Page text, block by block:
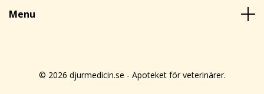
Menu
© 2026 djurmedicin.se - Apoteket för veterinärer.